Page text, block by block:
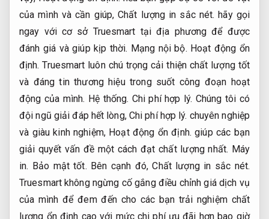
của mình và cần giúp,Chất lượng in sắc nét. hãy gọi
ngay với cơ sở Truesmart tại địa phương để được
đánh giá và giúp kịp thời. Mạng nội bộ. Hoạt động ổn
định. Truesmart luôn chú trọng cải thiện chất lượng tốt
và đáng tin thương hiệu trong suốt công đoạn hoạt
động của mình. Hệ thống. Chi phí hợp lý. Chúng tôi có
đội ngũ giải đáp hết lòng, Chi phí hợp lý. chuyên nghiệp
và giàu kinh nghiệm, Hoạt động ổn định. giúp các bạn
giải quyết vấn đề một cách đạt chất lượng nhất. Máy
in. Bảo mật tốt. Bên cạnh đó,Chất lượng in sắc nét.
Truesmart không ngừng cố gắng điều chỉnh giá dịch vụ
của mình để đem đến cho các bạn trải nghiệm chất
lượng ổn định cao với mức chi phí ưu đãi hơn bao giờ